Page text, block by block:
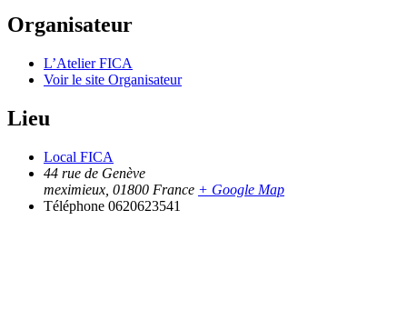
Organisateur
L’Atelier FICA
Voir le site Organisateur
Lieu
Local FICA
44 rue de Genève
meximieux 01800 France + Google Map
Téléphone 0620623541